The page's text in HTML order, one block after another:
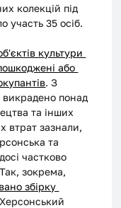
колекцій під
участь 35 осіб.
культури
або
. З
викрадено понад
та інших
втрат зазнали,
та
частково
зокрема,
збірку